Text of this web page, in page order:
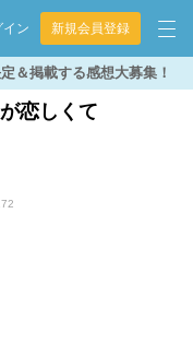
イン 新規会員登録
＆掲載する感想大募集！
恋しくて